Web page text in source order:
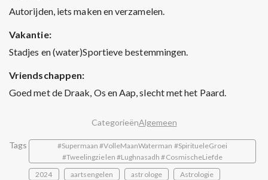
Autorijden, iets maken en verzamelen.
Vakantie:
Stadjes en (water)Sportieve bestemmingen.
Vriendschappen:
Goed met de Draak, Os en Aap, slecht met het Paard.
CategorieënAlgemeen
Tags
#Supermaan #VolleMaanWaterman #SpiritueleGroei
#Tweelingzielen #Lughnasadh #CosmischeLiefde
2024
aartsengelen astrologe
Astrologie